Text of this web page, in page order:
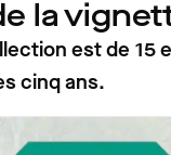
la
est de 15
cinq ans.